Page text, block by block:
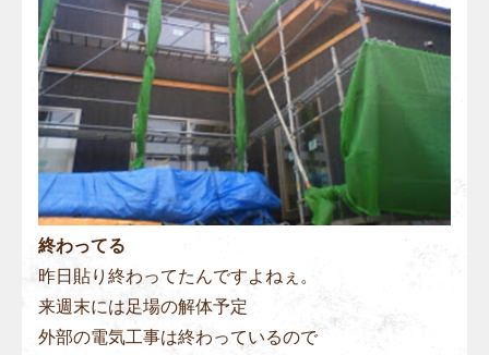
終わってる
昨日貼り終わってたんですよねぇ。
来週末には足場の解体予定
外部の電気工事は終わっているので